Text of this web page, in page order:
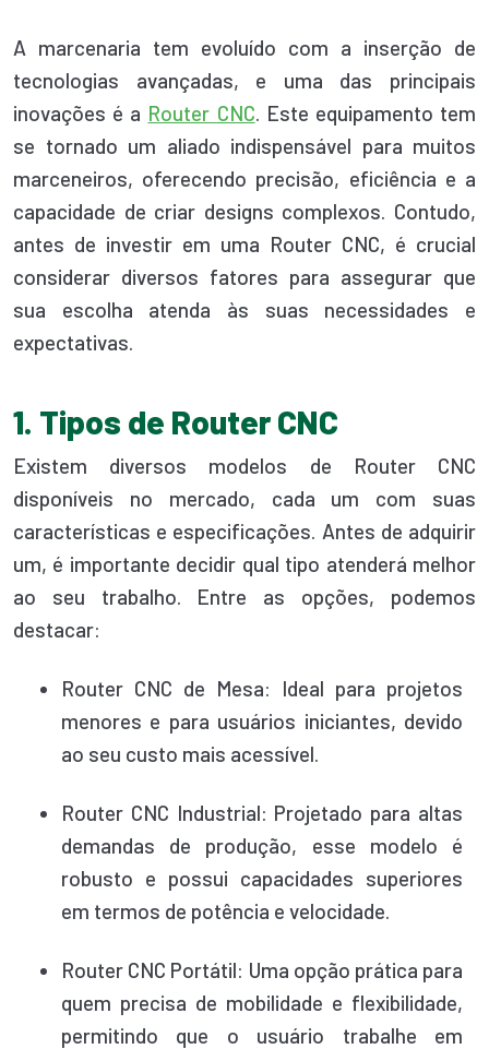
A marcenaria tem evoluído com a inserção de
tecnologias avançadas, e uma das principais
inovações é a Router CNC . Este equipamento tem
se tornado um aliado indispensável para muitos
marceneiros, oferecendo precisão, eficiência e a
capacidade de criar designs complexos. Contudo,
antes de investir em uma Router CNC, é crucial
considerar diversos fatores para assegurar que
sua escolha atenda às suas necessidades e
expectativas.
1. Tipos de Router CNC
Existem diversos modelos de Router CNC
disponíveis no mercado, cada um com suas
características e especificações. Antes de adquirir
um, é importante decidir qual tipo atenderá melhor
ao seu trabalho. Entre as opções, podemos
destacar:
Router CNC de Mesa: Ideal para projetos
menores e para usuários iniciantes, devido
ao seu custo mais acessível.
Router CNC Industrial: Projetado para altas
demandas de produção, esse modelo é
robusto e possui capacidades superiores
em termos de potência e velocidade.
Router CNC Portátil: Uma opção prática para
quem precisa de mobilidade e flexibilidade,
permitindo que o usuário trabalhe em